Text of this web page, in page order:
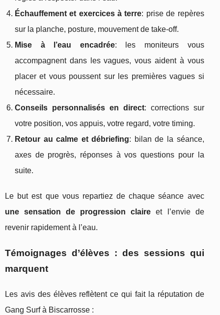
Échauffement et exercices à terre: prise de repères
sur la planche, posture, mouvement de take-off.
Mise à l’eau encadrée: les moniteurs vous
accompagnent dans les vagues, vous aident à vous
placer et vous poussent sur les premières vagues si
nécessaire.
Conseils personnalisés en direct: corrections sur
votre position, vos appuis, votre regard, votre timing.
Retour au calme et débriefing: bilan de la séance,
axes de progrès, réponses à vos questions pour la
suite.
Le but est que vous repartiez de chaque séance avec
une sensation de progression claire et l’envie de
revenir rapidement à l’eau.
Témoignages d’élèves : des sessions qui
marquent
Les avis des élèves reflètent ce qui fait la réputation de
Gang Surf à Biscarrosse :